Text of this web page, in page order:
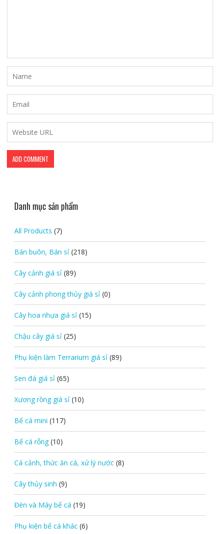
Danh mục sản phẩm
All Products (7)
Bán buôn, Bán sỉ (218)
Cây cảnh giá sỉ (89)
Cây cảnh phong thủy giá sỉ (0)
Cây hoa nhựa giá sỉ (15)
Chậu cây giá sỉ (25)
Phụ kiện làm Terrarium giá sỉ (89)
Sen đá giá sỉ (65)
Xương rồng giá sỉ (10)
Bể cá mini (117)
Bể cá rỗng (10)
Cá cảnh, thức ăn cá, xử lý nước (8)
Cây thủy sinh (9)
Đèn và Máy bể cá (19)
Phụ kiện bể cá khác (6)